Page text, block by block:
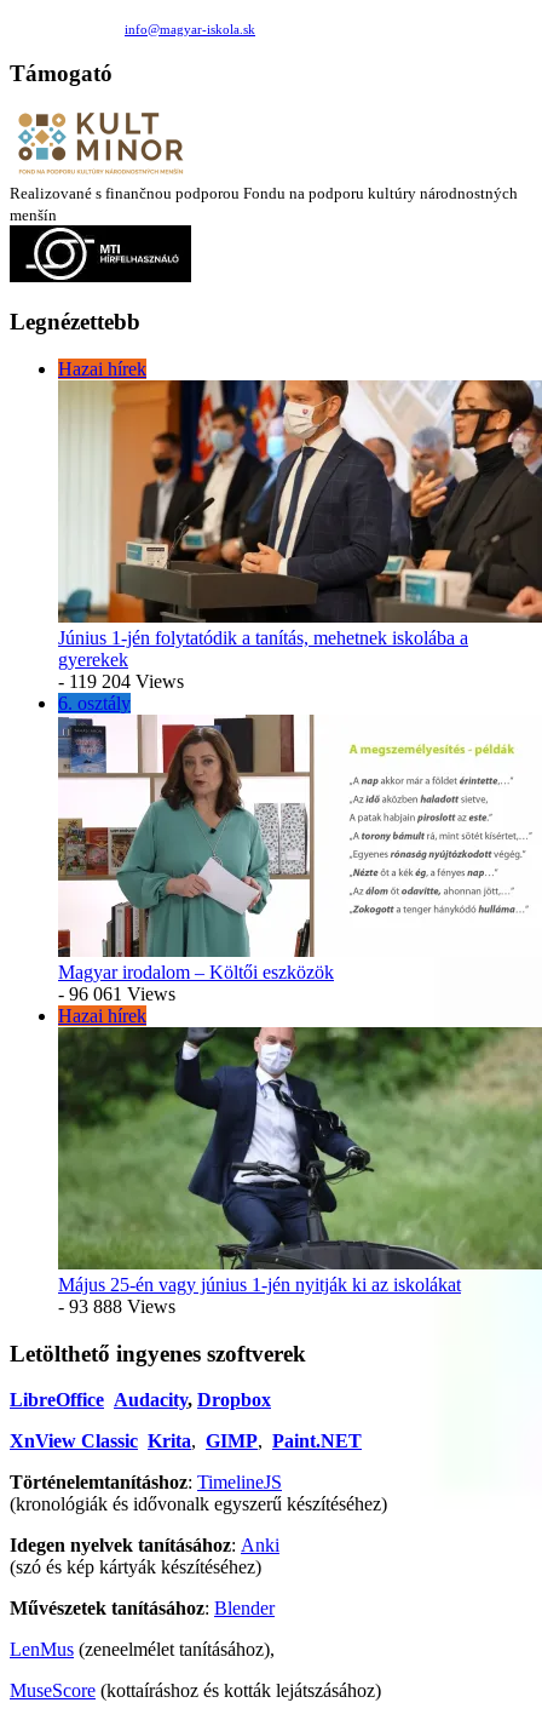
info@magyar-iskola.sk
Támogató
Realizované s finančnou podporou Fondu na podporu kultúry národnostných
menšín
Legnézettebb
Hazai hírek
Június 1-jén folytatódik a tanítás, mehetnek iskolába a
gyerekek
- 119 204 Views
6. osztály
Magyar irodalom – Költői eszközök
- 96 061 Views
Hazai hírek
Május 25-én vagy június 1-jén nyitják ki az iskolákat
- 93 888 Views
Letölthető ingyenes szoftverek
LibreOffice Audacity, Dropbox
XnView Classic Krita, GIMP, Paint.NET
Történelemtanításhoz: TimelineJS
(kronológiák és idővonalk egyszerű készítéséhez)
Idegen nyelvek tanításához: Anki
(szó és kép kártyák készítéséhez)
Művészetek tanításához: Blender
LenMus (zeneelmélet tanításához),
MuseScore (kottaíráshoz és kották lejátszásához)